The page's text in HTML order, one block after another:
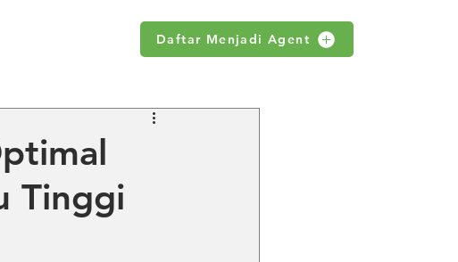
Daftar Menjadi Agent
Tinggi